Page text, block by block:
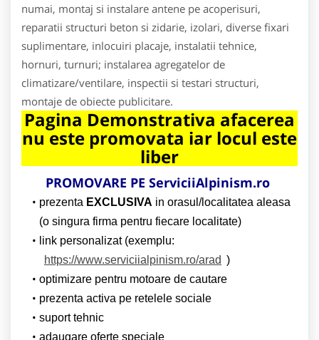
numai, montaj si instalare antene pe acoperisuri,
reparatii structuri beton si zidarie, izolari, diverse fixari
suplimentare, inlocuiri placaje, instalatii tehnice,
hornuri, turnuri; instalarea agregatelor de
climatizare/ventilare, inspectii si testari structuri,
montaje de obiecte publicitare.
Pagina Demonstrativa afacerea
nu este promovata iar locul este
liber
PROMOVARE PE ServiciiAlpinism.ro
prezenta EXCLUSIVA in orasul/localitatea aleasa
(o singura firma pentru fiecare localitate)
link personalizat (exemplu:
https://www.serviciialpinism.ro/arad )
optimizare pentru motoare de cautare
prezenta activa pe retelele sociale
suport tehnic
adaugare oferte speciale